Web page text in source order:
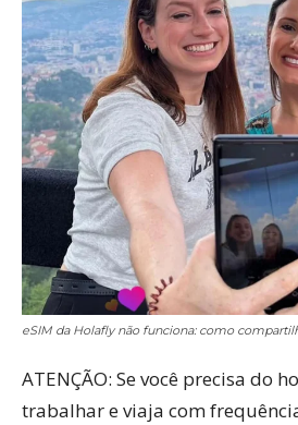
eSIM da Holafly não funciona: como
ATENÇÃO: Se você precisa do
trabalhar e viaja com